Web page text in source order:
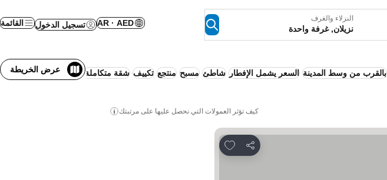
النزلاء والغرف
نزيلان, غرفة واحدة
AR · AED تسجيل الدخول القائمة
بالقرب من وسط المدينة السعر يشمل الإفطار شاطئ مسبح منتجع تكييف شقة متكاملة الخدمات مواصلات من
عرض الخريطة
كيف تؤثر العمولات التي نحصل عليها على مرتبتك
مشاركة
Add to favorites